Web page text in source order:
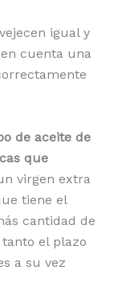
igual y
cuenta una
de aceite de
que
virgen extra
tiene el
cantidad de
el plazo
a su vez